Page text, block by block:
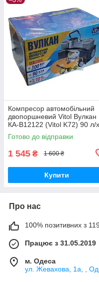
Компресор автомобільний
двопоршневий Vitol Вулкан
КА-В12122 (Vitol K72) 90 л/
300 Вт
Готово до відправки
1 545 ₴ 1 600 ₴
Купити
Про нас
100% позитивних з
Працює з 31.05.2019
м. Одеса
ул. Жевахова, 1a, ,